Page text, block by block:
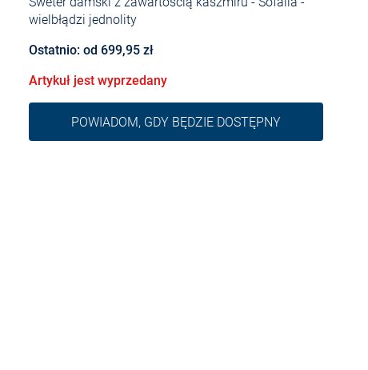
wielbłądzi jednolity
Ostatnio: od 699,95 zł
Artykuł jest wyprzedany
POWIADOM, GDY BĘDZIE DOSTĘPNY